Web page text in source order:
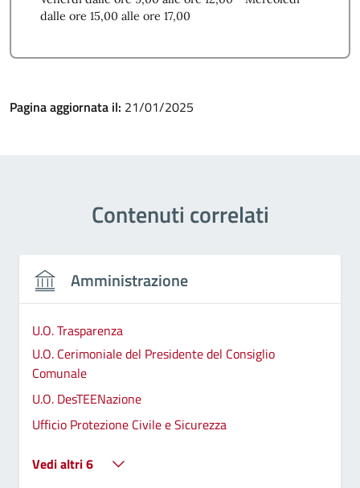
dalle ore 15,00 alle ore 17,00
Pagina aggiornata il: 21/01/2025
Contenuti correlati
Amministrazione
U.O. Trasparenza
U.O. Cerimoniale del Presidente del Consiglio
Comunale
U.O. DesTEENazione
Ufficio Protezione Civile e Sicurezza
Vedi altri 6